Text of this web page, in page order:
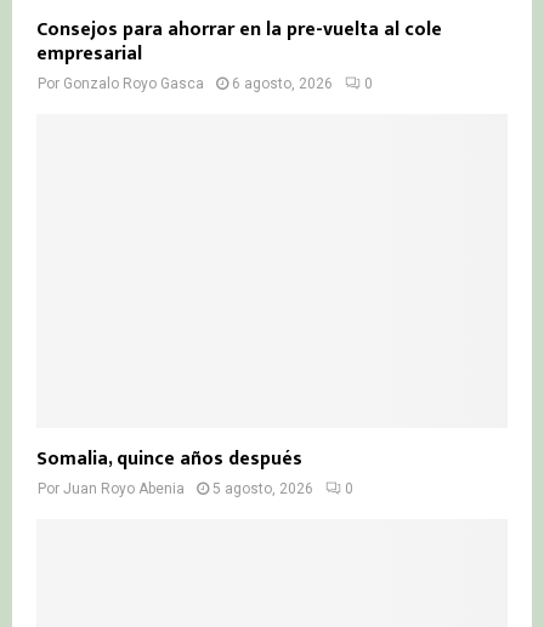
Consejos para ahorrar en la pre-vuelta al cole
empresarial
Por Gonzalo Royo Gasca 6 agosto, 2026 0
Somalia, quince años después
Por Juan Royo Abenia 5 agosto, 2026 0